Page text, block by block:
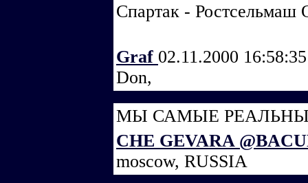
Спартак - Ростсельмаш
Graf 02.11.2000
Don,
МЫ САМЫЕ
CHE GEVARA
moscow, RUSSIA